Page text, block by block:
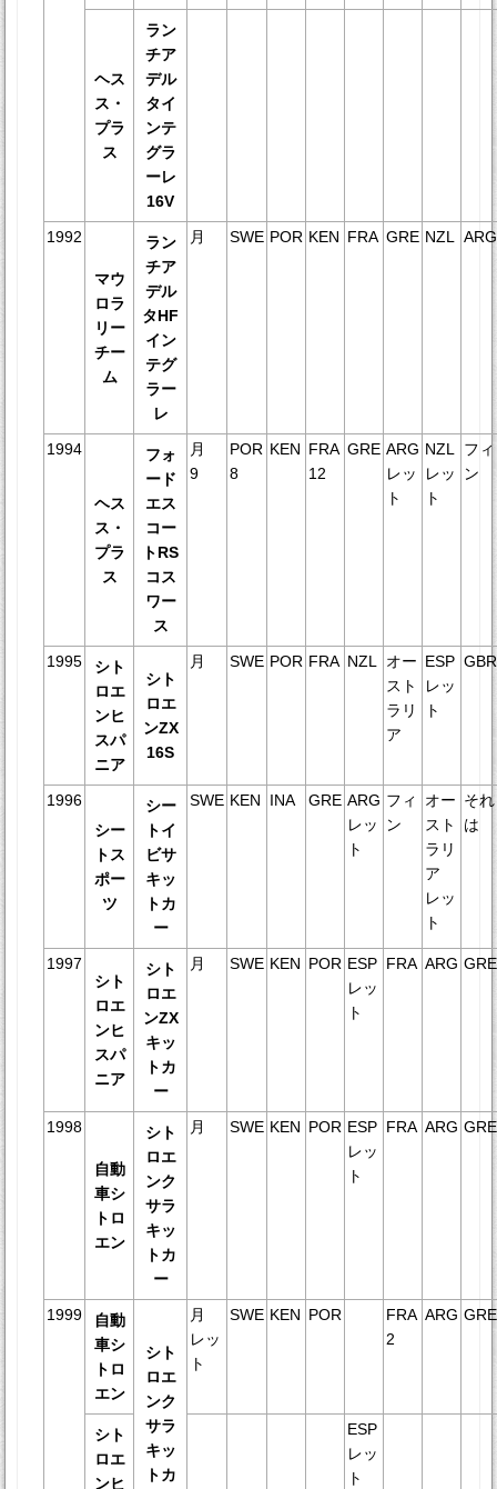
ヘス
ス・
プラ
ス
ラン
チア
デル
タイ
ンテ
グラ
ーレ
16V
1992
マウ
ロラ
リー
チー
ム
ラン
チア
デル
タHF
イン
テグ
ラー
レ
月 SWE POR KEN FRA GRE NZL ARG
1994
ヘス
ス・
プラ
ス
フォ
ード
エス
コー
トRS
コス
ワー
ス
月
9
POR
8
KEN FRA
12
GRE ARG
レッ
ト
NZL
レッ
ト
フィ
ン
1995
シト
ロエ
ンヒ
スパ
ニア
シト
ロエ
ンZX
16S
月 SWE POR FRA NZL オー
スト
ラリ
ア
ESP
レッ
ト
GBR
1996
シー
トス
ポー
ツ
シー
トイ
ビサ
キッ
トカ
ー
SWE KEN INA GRE ARG
レッ
ト
フィ
ン
オー
スト
ラリ
ア
レッ
ト
それ
は
1997
シト
ロエ
ンヒ
スパ
ニア
シト
ロエ
ンZX
キッ
トカ
ー
月 SWE KEN POR ESP
レッ
ト
FRA ARG GRE
1998
自動
車シ
トロ
エン
シト
ロエ
ンク
サラ
キッ
トカ
ー
月 SWE KEN POR ESP
レッ
ト
FRA ARG GRE
1999
自動
車シ
トロ
エン
シト
ロエ
ンク
サラ
キッ
トカ
月
レッ
ト
SWE KEN POR
FRA
2
ARG GRE
シト
ロエ
ンヒ
ESP
レッ
ト